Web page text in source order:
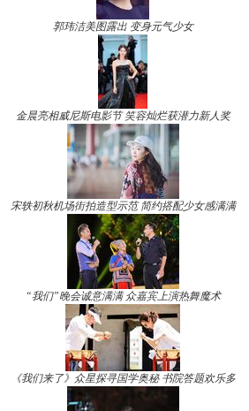
郭玮洁美图露出 变身元气少女
金晨亮相威尼斯电影节 笑容灿烂获潜力新人奖
宋轶初秋机场街拍造型示范 简约搭配少女感满满
“我们”晚会诚意满满 众嘉宾上演热舞魔术
《我们来了》众星探寻国学奥秘 书院答题欢乐多